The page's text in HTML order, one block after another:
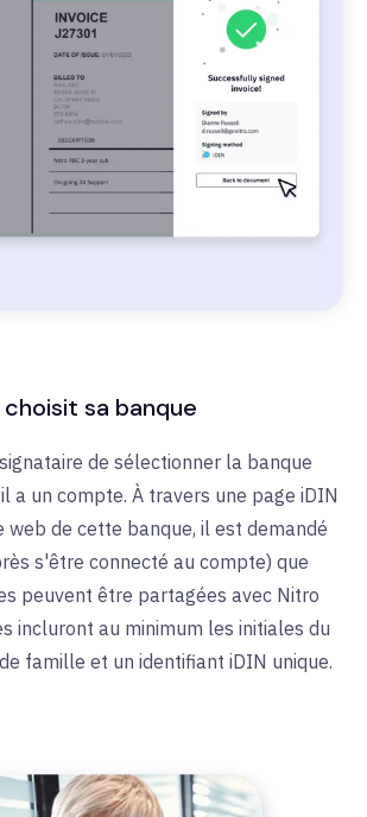
sa banque
de sélectionner la banque
a un compte. À travers une page iDIN
web de cette banque, il est demandé
s'être connecté au compte) que
peuvent être partagées avec Nitro
incluront au minimum les initiales du
famille et un identifiant iDIN unique.